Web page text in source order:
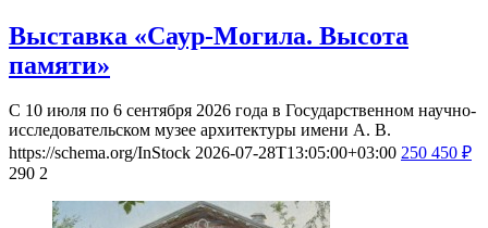
Выставка «Саур-Могила. Высота
памяти»
С 10 июля по 6 сентября 2026 года в Государственном научно-
исследовательском музее архитектуры имени А. В.
https://schema.org/InStock 2026-07-28T13:05:00+03:00 250 450 ₽
290 2